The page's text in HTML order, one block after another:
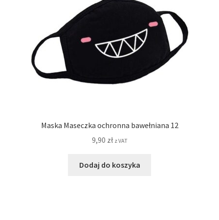
Maska Maseczka ochronna bawełniana 12
9,90 zł z VAT
Dodaj do koszyka